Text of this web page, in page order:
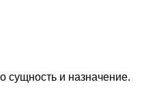
сущность и назначение.